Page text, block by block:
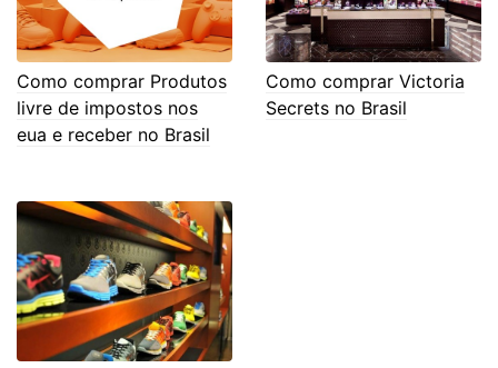
Como comprar Produtos
livre de impostos nos
eua e receber no Brasil
Como comprar Victoria
Secrets no Brasil